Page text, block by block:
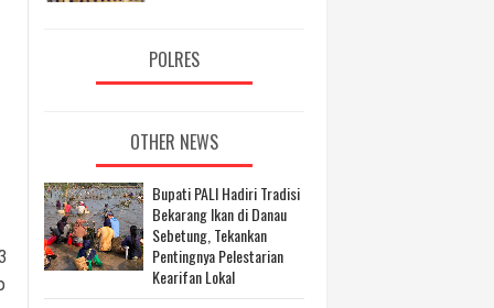
POLRES
OTHER NEWS
Bupati PALI Hadiri Tradisi
Bekarang Ikan di Danau
Sebetung, Tekankan
Pentingnya Pelestarian
Kearifan Lokal